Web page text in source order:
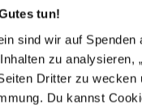
tun!
sind wir auf
zu
Dritter zu
Du kannst